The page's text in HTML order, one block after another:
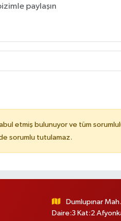
etmiş bulunuyor ve tüm
sorumlu tutulamaz.
Dumlupınar
Daire:3 Kat:2